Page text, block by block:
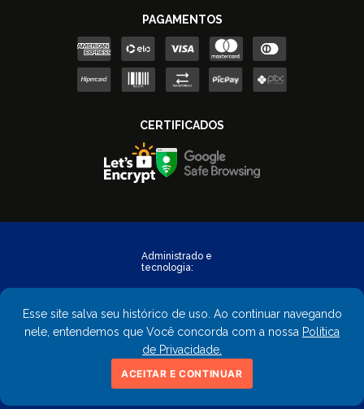
Esse site salva seu histórico de uso. Ao continuar navegando
nele, entendemos que Você concorda com a nossa Política
de Privacidade.
ACEITAR E CONTINUAR
Copyright © 2023 - FastObra. Todos os direitos reservados.
CNPJ: 02.559.428/0001-02